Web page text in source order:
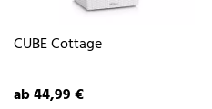
CUBE Cottage
ab 44,99 €